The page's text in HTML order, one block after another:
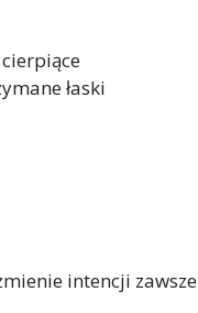
łaski
intencji